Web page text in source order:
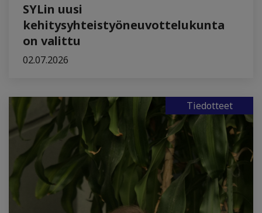
SYLin uusi
kehitysyhteistyöneuvottelukunta
on valittu
02.07.2026
Tiedotteet